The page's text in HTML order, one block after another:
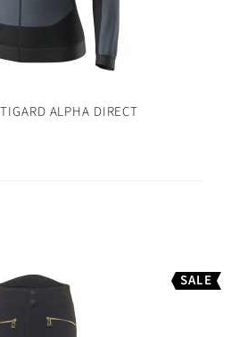
ALPHA DIRECT
SALE